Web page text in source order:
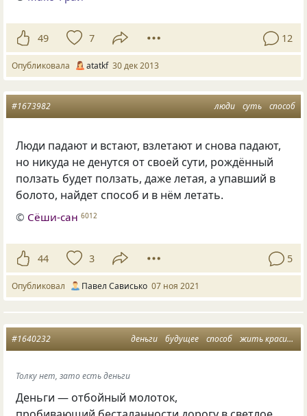
49 7 12
Опубликовала atatkf 30 дек 2013
люди суть способ
#1673982
Люди падают и встают, взлетают и снова падают,
но никуда не денутся от своей сути, рождённый
ползать будет ползать, даже летая, а упавший в
болото, найдет способ и в нём летать.
© Сёши-сан 6012
44 3 5
Опубликовал Павел Сависько 07 ноя 2021
деньги будущее способ жить красиво
#1640232
Толку нет, зато есть деньги
Деньги — отбойный молоток,